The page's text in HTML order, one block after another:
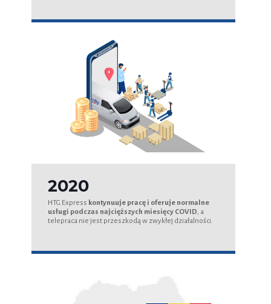
2020
HTG Express kontynuuje pracę i oferuje normalne
usługi podczas najcięższych miesięcy COVID, a
telepraca nie jest przeszkodą w zwykłej działalności.